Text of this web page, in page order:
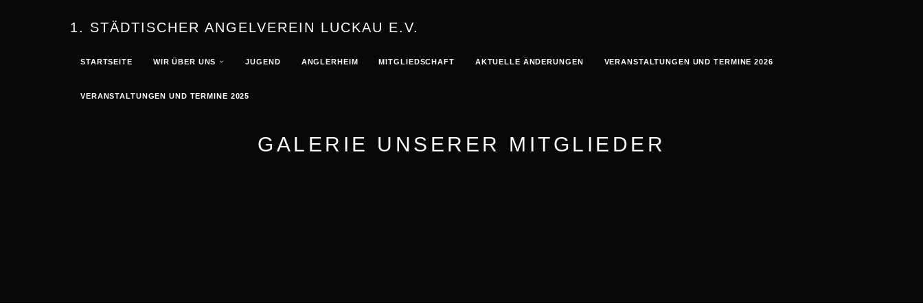
1. STÄDTISCHER ANGELVEREIN LUCKAU E.V.
STARTSEITE WIR ÜBER UNS JUGEND ANGLERHEIM MITGLIEDSCHAFT AKTUELLE ÄNDERUNGEN VERANSTALTUNGEN UND TERMINE 2026
VERANSTALTUNGEN UND TERMINE 2025
GALERIE UNSERER MITGLIEDER